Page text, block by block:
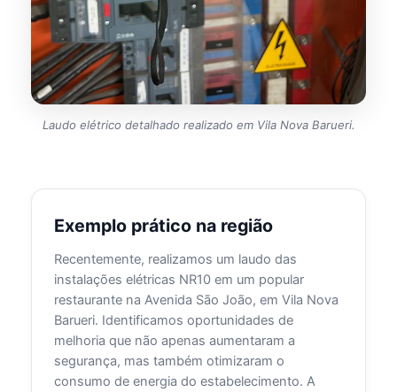
Laudo elétrico detalhado realizado em Vila Nova Barueri.
Exemplo prático na região
Recentemente, realizamos um laudo das
instalações elétricas NR10 em um popular
restaurante na Avenida São João, em Vila Nova
Barueri. Identificamos oportunidades de
melhoria que não apenas aumentaram a
segurança, mas também otimizaram o
consumo de energia do estabelecimento. A